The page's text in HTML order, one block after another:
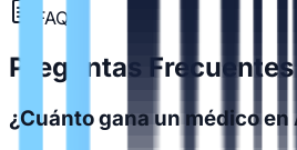
FAQ
Preguntas Frecuentes
¿Cuánto gana un médico en